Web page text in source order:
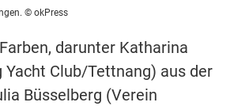
© okPress
darunter Katharina
Club/Tettnang) aus der
Büsselberg (Verein